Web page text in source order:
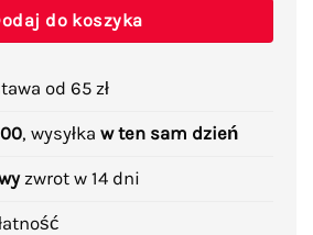
do koszyka
od 65 zł
, wysyłka w ten sam dzień
zwrot w 14 dni